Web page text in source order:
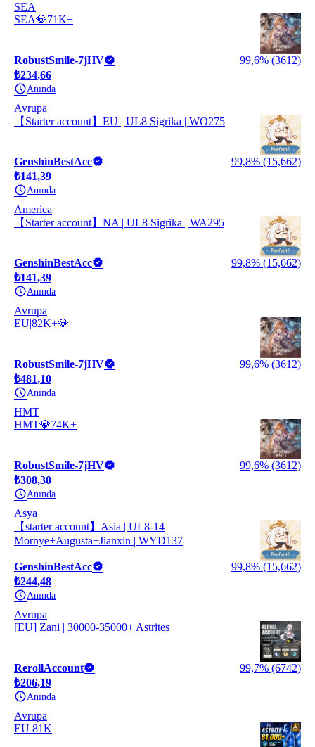
SEA
SEA💎71K+
RobustSmile-7jHV
99,6% (3612)
₺234,66
Anında
Avrupa
【Starter account】EU | UL8 Sigrika | WO275
GenshinBestAcc
99,8% (15,662)
₺141,39
Anında
America
【Starter account】NA | UL8 Sigrika | WA295
GenshinBestAcc
99,8% (15,662)
₺141,39
Anında
Avrupa
EU|82K+💎
RobustSmile-7jHV
99,6% (3612)
₺481,10
Anında
HMT
HMT💎74K+
RobustSmile-7jHV
99,6% (3612)
₺308,30
Anında
Asya
【starter account】Asia | UL8-14
Mornye+Augusta+Jianxin | WYD137
GenshinBestAcc
99,8% (15,662)
₺244,48
Anında
Avrupa
[EU] Zani | 30000-35000+ Astrites
RerollAccount
99,7% (6742)
₺206,19
Anında
Avrupa
EU 81K